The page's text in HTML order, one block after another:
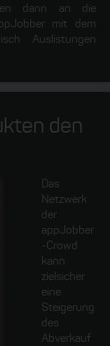
dann an die
mit dem
Auslistungen
den
Das
Netzwerk
der
appJobber
-Crowd
kann
zielsicher
eine
Steigerung
des
Abverkauf